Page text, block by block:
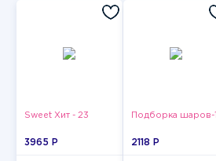
Sweet Хит - 23
3965 P
Подборка шаров-1
2118 P